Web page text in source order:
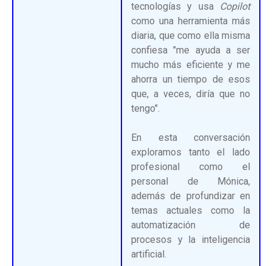
tecnologías y usa
Copilot
como una herramienta más
diaria, que como ella misma
confiesa "me ayuda a ser
mucho más eficiente y me
ahorra un tiempo de esos
que, a veces, diría que no
tengo".
En esta conversación
exploramos tanto el lado
profesional como el
personal de Mónica,
además de profundizar en
temas actuales como la
automatización de
procesos y la inteligencia
artificial.